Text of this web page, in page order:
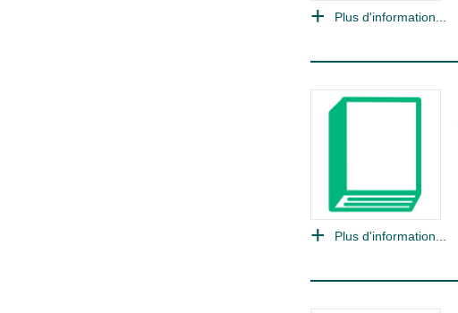
Plus d'information...
Plus d'information...